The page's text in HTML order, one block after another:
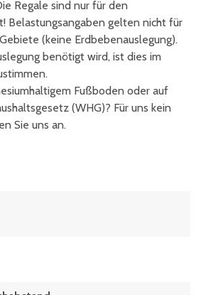
Regale sind nur für den
Belastungsangaben gelten nicht für
(keine Erdbebenauslegung).
benötigt wird, ist dies im
Fußboden oder auf
(WHG)? Für uns kein
Sie uns an.